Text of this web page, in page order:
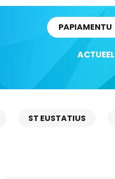
PAPIAMENTU
ACTUEEL
ST EUSTATIUS